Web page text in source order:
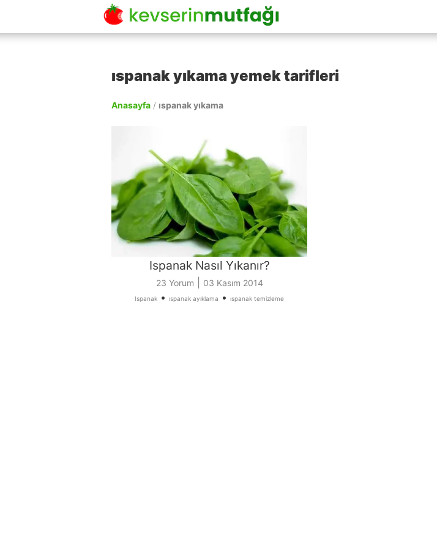
ıspanak yıkama yemek tarifleri
Anasayfa / ıspanak yıkama
Ispanak Nasıl Yıkanır?
23 Yorum 03 Kasım 2014
Ispanak • ıspanak ayıklama • ıspanak temizleme